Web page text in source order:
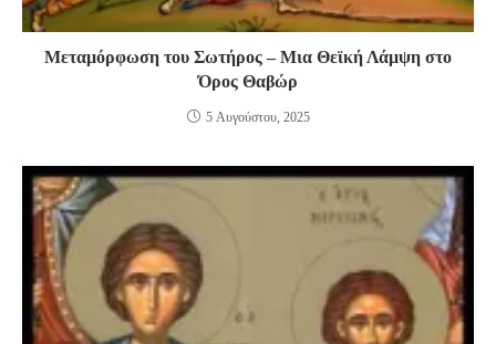
Μεταμόρφωση του Σωτήρος – Μια Θεϊκή Λάμψη στο
Όρος Θαβώρ
5 Αυγούστου, 2025